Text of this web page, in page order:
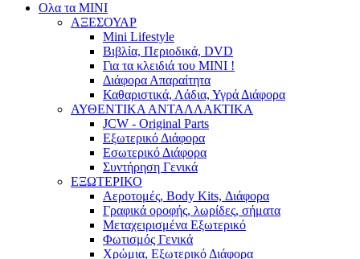
Ολα τα ΜΙΝΙ
ΑΞΕΣΟΥΑΡ
Mini Lifestyle
Βιβλία, Περιοδικά, DVD
Για τα κλειδιά του MINI !
Διάφορα Απαραίτητα
Καθαριστικά, Λάδια, Υγρά Διάφορα
ΑΥΘΕΝΤΙΚΑ ΑΝΤΑΛΛΑΚΤΙΚΑ
JCW - Original Parts
Εξωτερικό Διάφορα
Εσωτερικό Διάφορα
Συντήρηση Γενικά
ΕΞΩΤΕΡΙΚΟ
Αεροτομές, Body Kits, Διάφορα
Γραφικά οροφής, λωρίδες, σήματα
Μεταχειρισμένα Εξωτερικό
Φωτισμός Γενικά
Χρώμια, Εξωτερικό Διάφορα